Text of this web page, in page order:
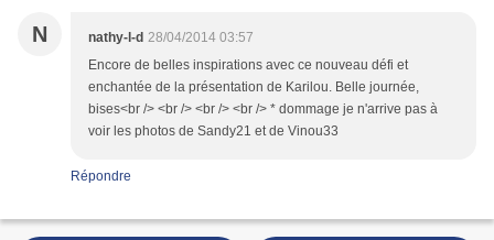
N nathy-l-d 28/04/2014 03:57
Encore de belles inspirations avec ce nouveau défi et
enchantée de la présentation de Karilou. Belle journée,
bises<br /> <br /> <br /> <br /> * dommage je n'arrive pas à
voir les photos de Sandy21 et de Vinou33
Répondre